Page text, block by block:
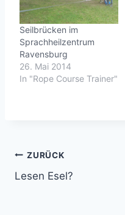
g und
Stockabwehrstanden
auf dem
Programm.Vielen Dank
für die Einladung und
das gelungene
Wochenende.Life is
Seilbrücken im
Sprachheilzentrum
Ravensburg
26. Mai 2014
In "Rope Course Trainer"
ZURÜCK
Lesen Esel?